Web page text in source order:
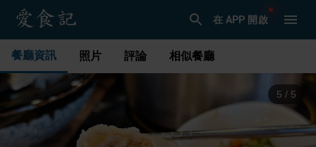
在 APP 開啟
餐廳資訊 照片 評論 相似餐廳
1 / 5